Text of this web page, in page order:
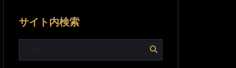
サイト内検索